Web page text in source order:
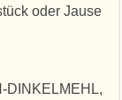
oder Jause
DINKELMEHL,